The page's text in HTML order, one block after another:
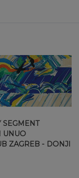
SEGMENT
UNUO
ZAGREB - DONJI